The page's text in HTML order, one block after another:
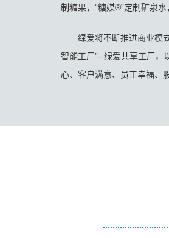
制糖果，“糖媒®”定制矿泉
绿爱将不断推进商业模
智能工厂”--绿爱共享工厂，
心、客户满意、员工幸福、